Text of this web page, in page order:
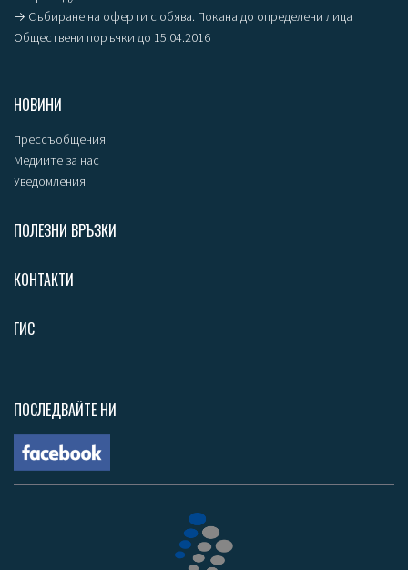
→ Събиране на оферти с обява. Покана до определени лица
Обществени поръчки до 15.04.2016
НОВИНИ
Прессъобщения
Медиите за нас
Уведомления
ПОЛЕЗНИ ВРЪЗКИ
КОНТАКТИ
ГИС
ПОСЛЕДВАЙТЕ НИ